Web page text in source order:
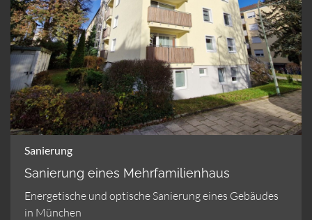
Sanierung
Sanierung eines Mehrfamilienhaus
Energetische und optische Sanierung eines Gebäudes
in München